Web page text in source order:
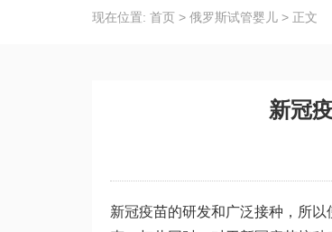
现在位置: 首页 > 俄罗斯试管婴儿 > 正文
新冠
新冠疫苗的研发和广泛接种，所